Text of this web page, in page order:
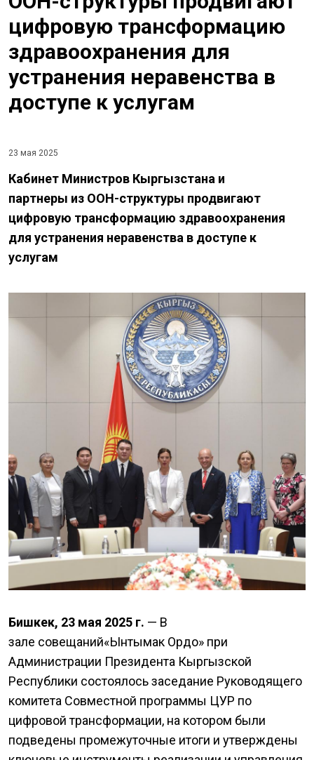
цифровую трансформацию
здравоохранения для
устранения неравенства в
доступе к услугам
23 мая 2025
Кабинет Министров Кыргызстана и
партнеры из ООН-структуры продвигают
цифровую трансформацию здравоохранения
для устранения неравенства в доступе к
услугам
Бишкек, 23 мая 2025 г. — В
зале совещаний«Ынтымак Ордо» при
Администрации Президента Кыргызской
Республики состоялось заседание Руководящего
комитета Совместной программы ЦУР по
цифровой трансформации, на котором были
подведены промежуточные итоги и утверждены